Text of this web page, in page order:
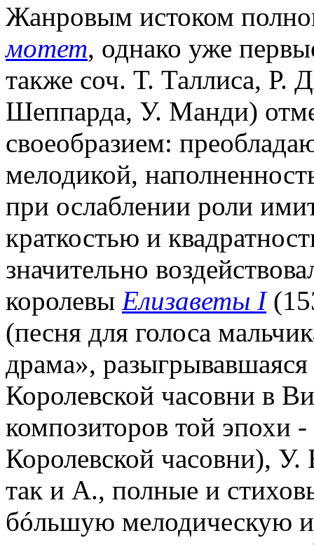
Жанровым истоком
мотет, однако уже
также соч. Т. Таллиса,
Шеппарда, У. Манди)
своеобразием:
мелодикой,
при ослаблении роли
краткостью и
значительно
королевы Елизаветы I
(песня для голоса
драма»,
Королевской часовни в
композиторов той эпохи
Королевской часовни), У.
так и А., полные и
бóльшую мелодическую